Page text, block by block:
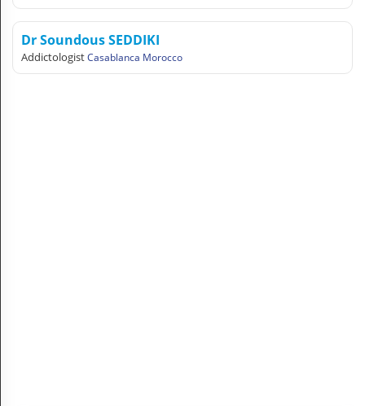
Sign in
Dr Soundous SEDDIKI
AddictologistCasablanca Morocco